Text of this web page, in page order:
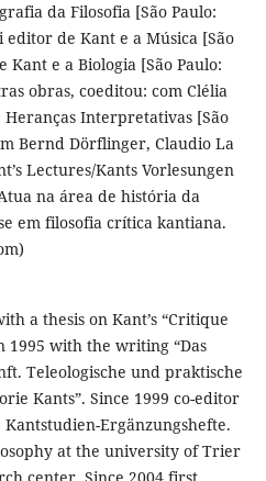
da Filosofia [São Paulo:
editor de Kant e a Música [São
Kant e a Biologia [São Paulo:
obras, coeditou: com Clélia
Interpretativas [São
Bernd Dörflinger, Claudio La
Lectures/Kants Vorlesungen
na área de história da
em filosofia crítica kantiana.
a thesis on Kant’s “Critique
1995 with the writing “Das
Teleologische und praktische
Kants”. Since 1999 co-editor
Ergänzungshefte.
at the university of Trier